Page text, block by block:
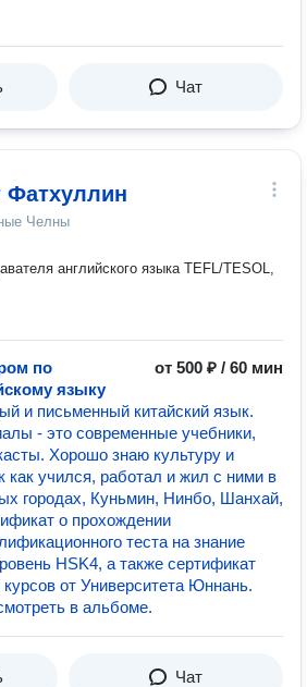
Чат
Фатхуллин
Челны
английского языка TEFL/TESOL,
по
языку
от 500 ₽ / 60 мин
и письменный китайский язык.
- это современные учебники,
Хорошо знаю культуру и
как учился, работал и жил с ними в
городах, Куньмин, Нинбо, Шанхай,
о прохождении
теста на знание
HSK4, а также сертификат
курсов от Университета Юннань.
в альбоме.
Чат